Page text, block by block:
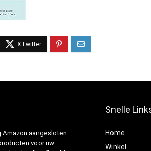
aangesloten
voor uw
Snelle
Home
Winkel